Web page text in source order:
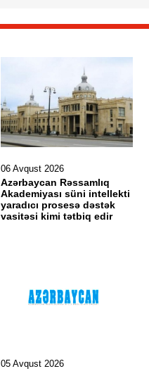
06 Avqust 2026
Azərbaycan Rəssamlıq
Akademiyası süni intellekti
yaradıcı prosesə dəstək
vasitəsi kimi tətbiq edir
05 Avqust 2026